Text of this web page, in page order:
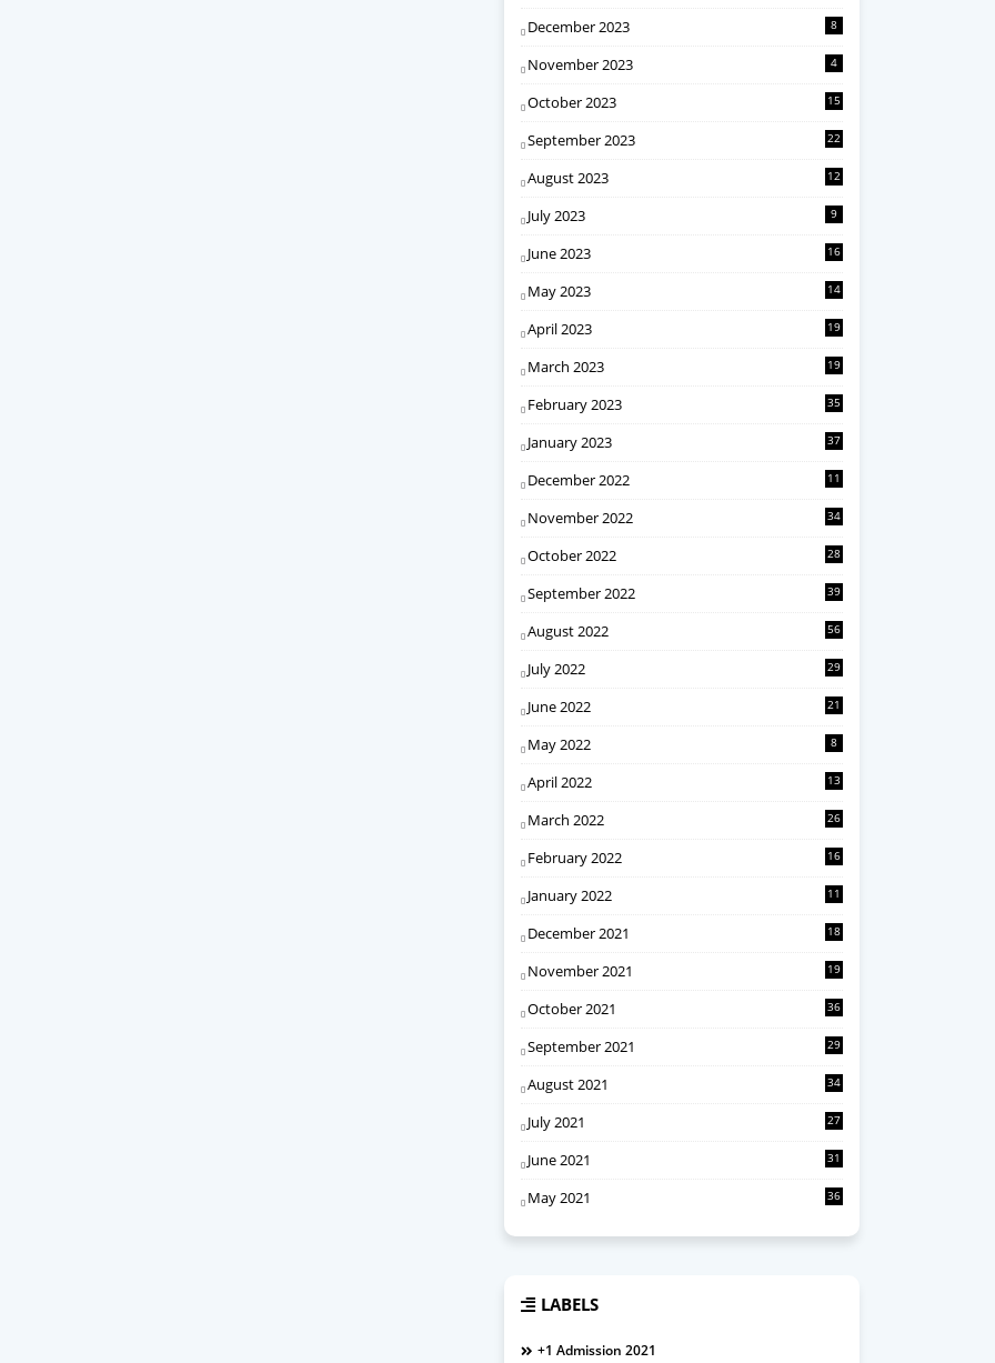
December 2023 8
November 2023 4
October 2023 15
September 2023 22
August 2023 12
July 2023 9
June 2023 16
May 2023 14
April 2023 19
March 2023 19
February 2023 35
January 2023 37
December 2022 11
November 2022 34
October 2022 28
September 2022 39
August 2022 56
July 2022 29
June 2022 21
May 2022 8
April 2022 13
March 2022 26
February 2022 16
January 2022 11
December 2021 18
November 2021 19
October 2021 36
September 2021 29
August 2021 34
July 2021 27
June 2021 31
May 2021 36
LABELS
+1 Admission 2021